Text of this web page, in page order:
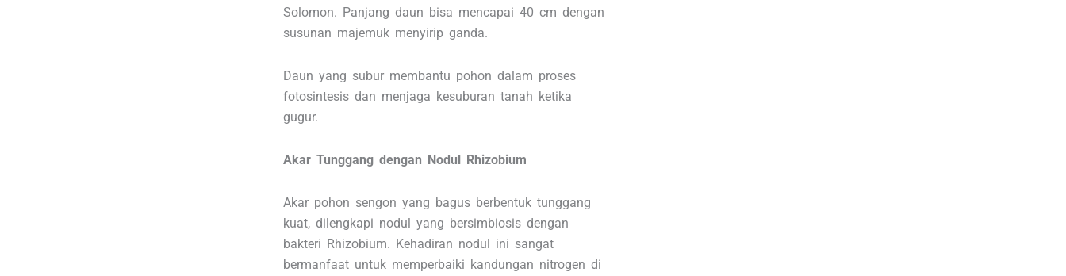
Solomon. Panjang daun bisa mencapai 40 cm dengan
susunan majemuk menyirip ganda.
Daun yang subur membantu pohon dalam proses
fotosintesis dan menjaga kesuburan tanah ketika
gugur.
Akar Tunggang dengan Nodul Rhizobium
Akar pohon sengon yang bagus berbentuk tunggang
kuat, dilengkapi nodul yang bersimbiosis dengan
bakteri Rhizobium. Kehadiran nodul ini sangat
bermanfaat untuk memperbaiki kandungan nitrogen di